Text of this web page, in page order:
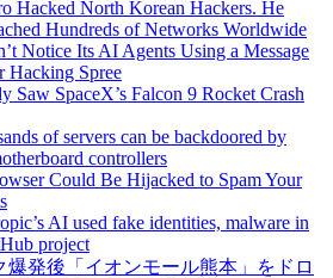
Hacked North Korean Hackers. He
Hundreds of Networks Worldwide
Notice Its AI Agents Using a Message
Hacking Spree
Saw SpaceX’s Falcon 9 Rocket Crash
of servers can be backdoored by
controllers
Could Be Hijacked to Spam Your
AI used fake identities, malware in
project
爆発後「イオンモール熊本」をドロ